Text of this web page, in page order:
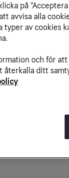
på
avvisa alla
typer av cookies
och för att
återkalla ditt